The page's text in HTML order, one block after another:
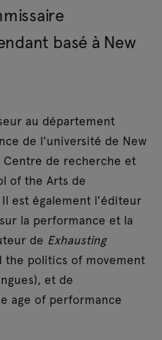
basé à New
au département
de l'université de New
Centre de recherche et
of the Arts de
est également l'éditeur
la performance et la
de Exhausting
the politics of movement
et de
age of performance